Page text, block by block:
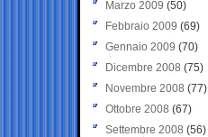
Marzo 2009 (50)
Febbraio 2009 (69)
Gennaio 2009 (70)
Dicembre 2008 (75)
Novembre 2008 (77)
Ottobre 2008 (67)
Settembre 2008 (56)